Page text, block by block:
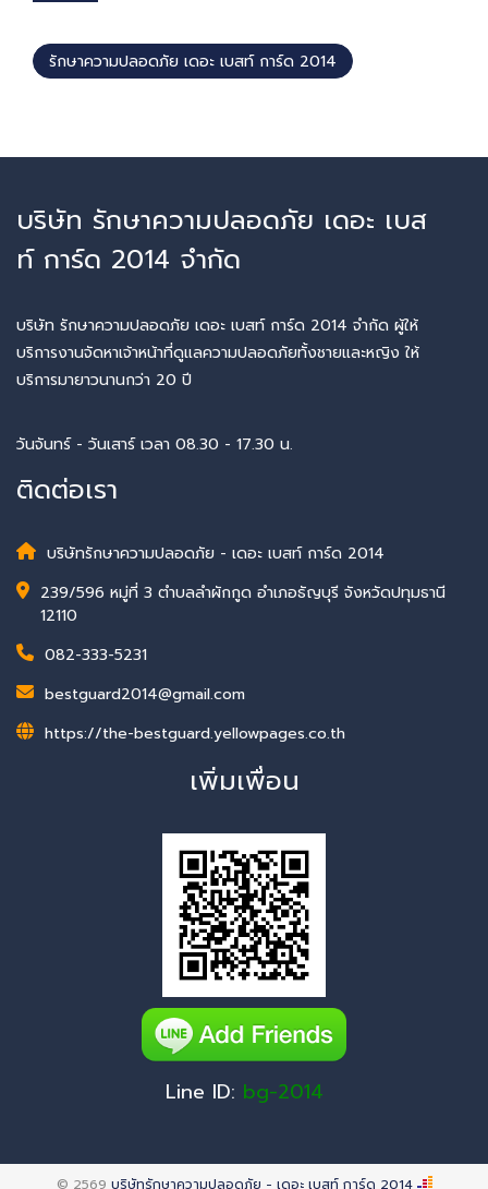
รักษาความปลอดภัย เดอะ เบสท์ การ์ด 2014
บริษัท รักษาความปลอดภัย เดอะ เบส
ท์ การ์ด 2014 จำกัด
บริษัท รักษาความปลอดภัย เดอะ เบสท์ การ์ด 2014 จำกัด ผู้ให้
บริการงานจัดหาเจ้าหน้าที่ดูแลความปลอดภัยทั้งชายและหญิง ให้
บริการมายาวนานกว่า 20 ปี
วันจันทร์ - วันเสาร์ เวลา 08.30 - 17.30 น.
ติดต่อเรา
บริษัทรักษาความปลอดภัย - เดอะ เบสท์ การ์ด 2014
239/596 หมู่ที่ 3 ตำบลลำผักกูด อำเภอธัญบุรี จังหวัดปทุมธานี
12110
082-333-5231
bestguard2014@gmail.com
https://the-bestguard.yellowpages.co.th
เพิ่มเพื่อน
Line ID: bg-2014
© 2569 บริษัทรักษาความปลอดภัย - เดอะ เบสท์ การ์ด 2014